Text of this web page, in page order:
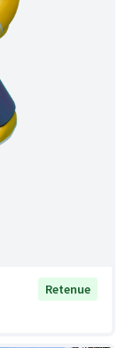
Retenue